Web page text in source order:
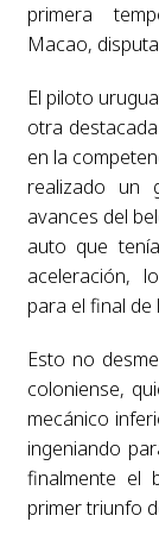
primera
Macao,
El piloto
otra
en la
realizado un
avances del
auto que
aceleración,
para el final de
Esto no
coloniense,
mecánico
ingeniando
finalmente el
primer triunfo